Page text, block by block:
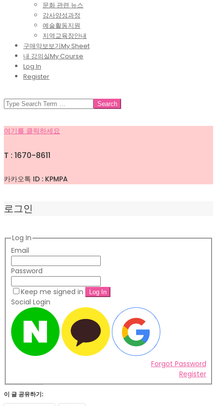
문화 관련 뉴스
강사양성과정
예술활동지원
지역교육장안내
구매악보보기My Sheet
내 강의실My Course
Log In
Register
SEARCH
여기를 클릭하세요
T : 1670-8611
카카오톡 ID : KPMPA
로그인
Log In
Email
Password
Keep me signed in
Social Login
Forgot Password
Register
이 글 공유하기: